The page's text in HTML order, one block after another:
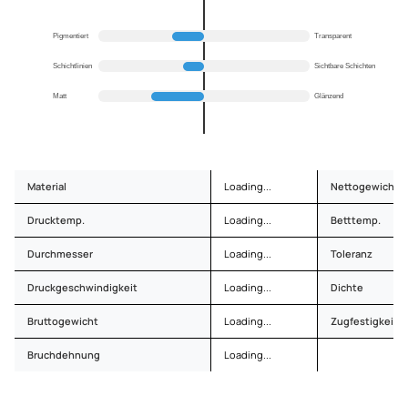
Pigmentiert Transparent
Schichtlinien Sichtbare Schichten
Matt Glänzend
Material Loading... Nettogewicht
Drucktemp. Loading... Betttemp.
Durchmesser Loading... Toleranz
Druckgeschwindigkeit Loading... Dichte
Bruttogewicht Loading... Zugfestigkeit
Bruchdehnung Loading...